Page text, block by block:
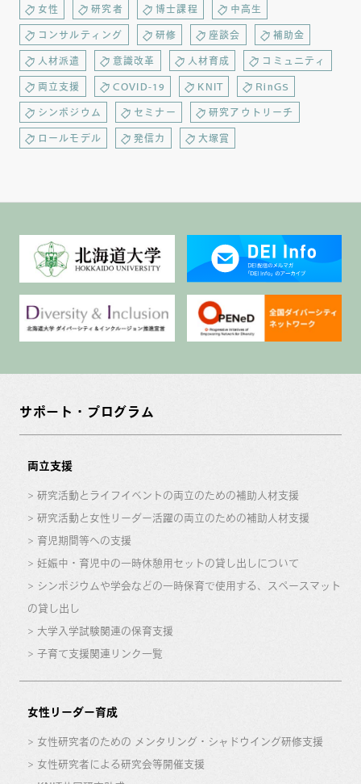
女性 研究者 博士課程 中高生
コンサルティング 研修 座談会 補助金
人材派遣 意識改革 人材育成 コミュニティ
両立支援 COVID-19 KNIT RinGS
シンポジウム セミナー 研究アウトリーチ
ロールモデル 発信力 大塚賞
サポート・プログラム
両立支援
研究活動とライフイベントの両立のための補助人材支援
研究活動と女性リーダー活躍の両立のための補助人材支援
育児期間等への支援
妊娠中・育児中の一時休憩用セットの貸し出しについて
シンポジウムや学会などの一時保育で使用する、スペースマット
の貸し出し
大学入学試験関連の保育支援
子育て支援関連リンク一覧
女性リーダー育成
女性研究者のための メンタリング・シャドウイング研修支援
女性研究者による研究会等開催支援